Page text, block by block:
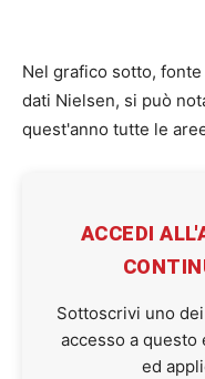
Nel grafico sotto,
dati Nielsen, si può
quest'anno tutte le
ACCEDI
Sottoscrivi uno
accesso a
ed